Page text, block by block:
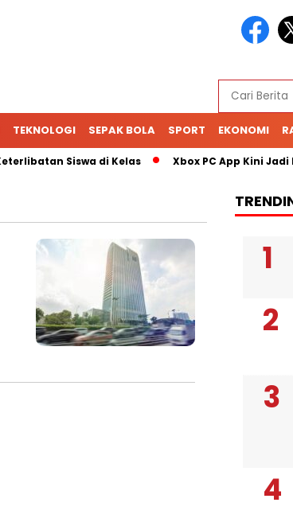
TEKNOLOGI SEPAK BOLA SPORT EKONOMI
Siswa di Kelas Xbox PC App Kini Jadi